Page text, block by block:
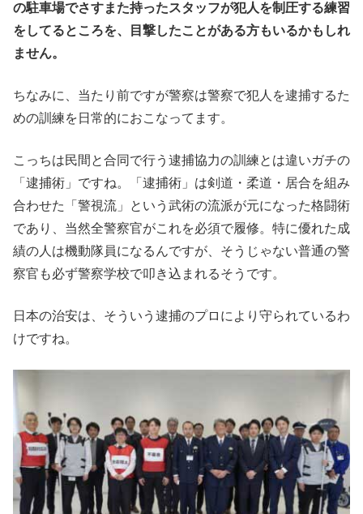
の駐車場でさすまた持ったスタッフが犯人を制圧する練習
をしてるところを、目撃したことがある方もいるかもしれ
ません。
ちなみに、当たり前ですが警察は警察で犯人を逮捕するた
めの訓練を日常的におこなってます。
こっちは民間と合同で行う逮捕協力の訓練とは違いガチの
「逮捕術」ですね。「逮捕術」は剣道・柔道・居合を組み
合わせた「警視流」という武術の流派が元になった格闘術
であり、当然全警察官がこれを必須で履修。特に優れた成
績の人は機動隊員になるんですが、そうじゃない普通の警
察官も必ず警察学校で叩き込まれるそうです。
日本の治安は、そういう逮捕のプロにより守られているわ
けですね。